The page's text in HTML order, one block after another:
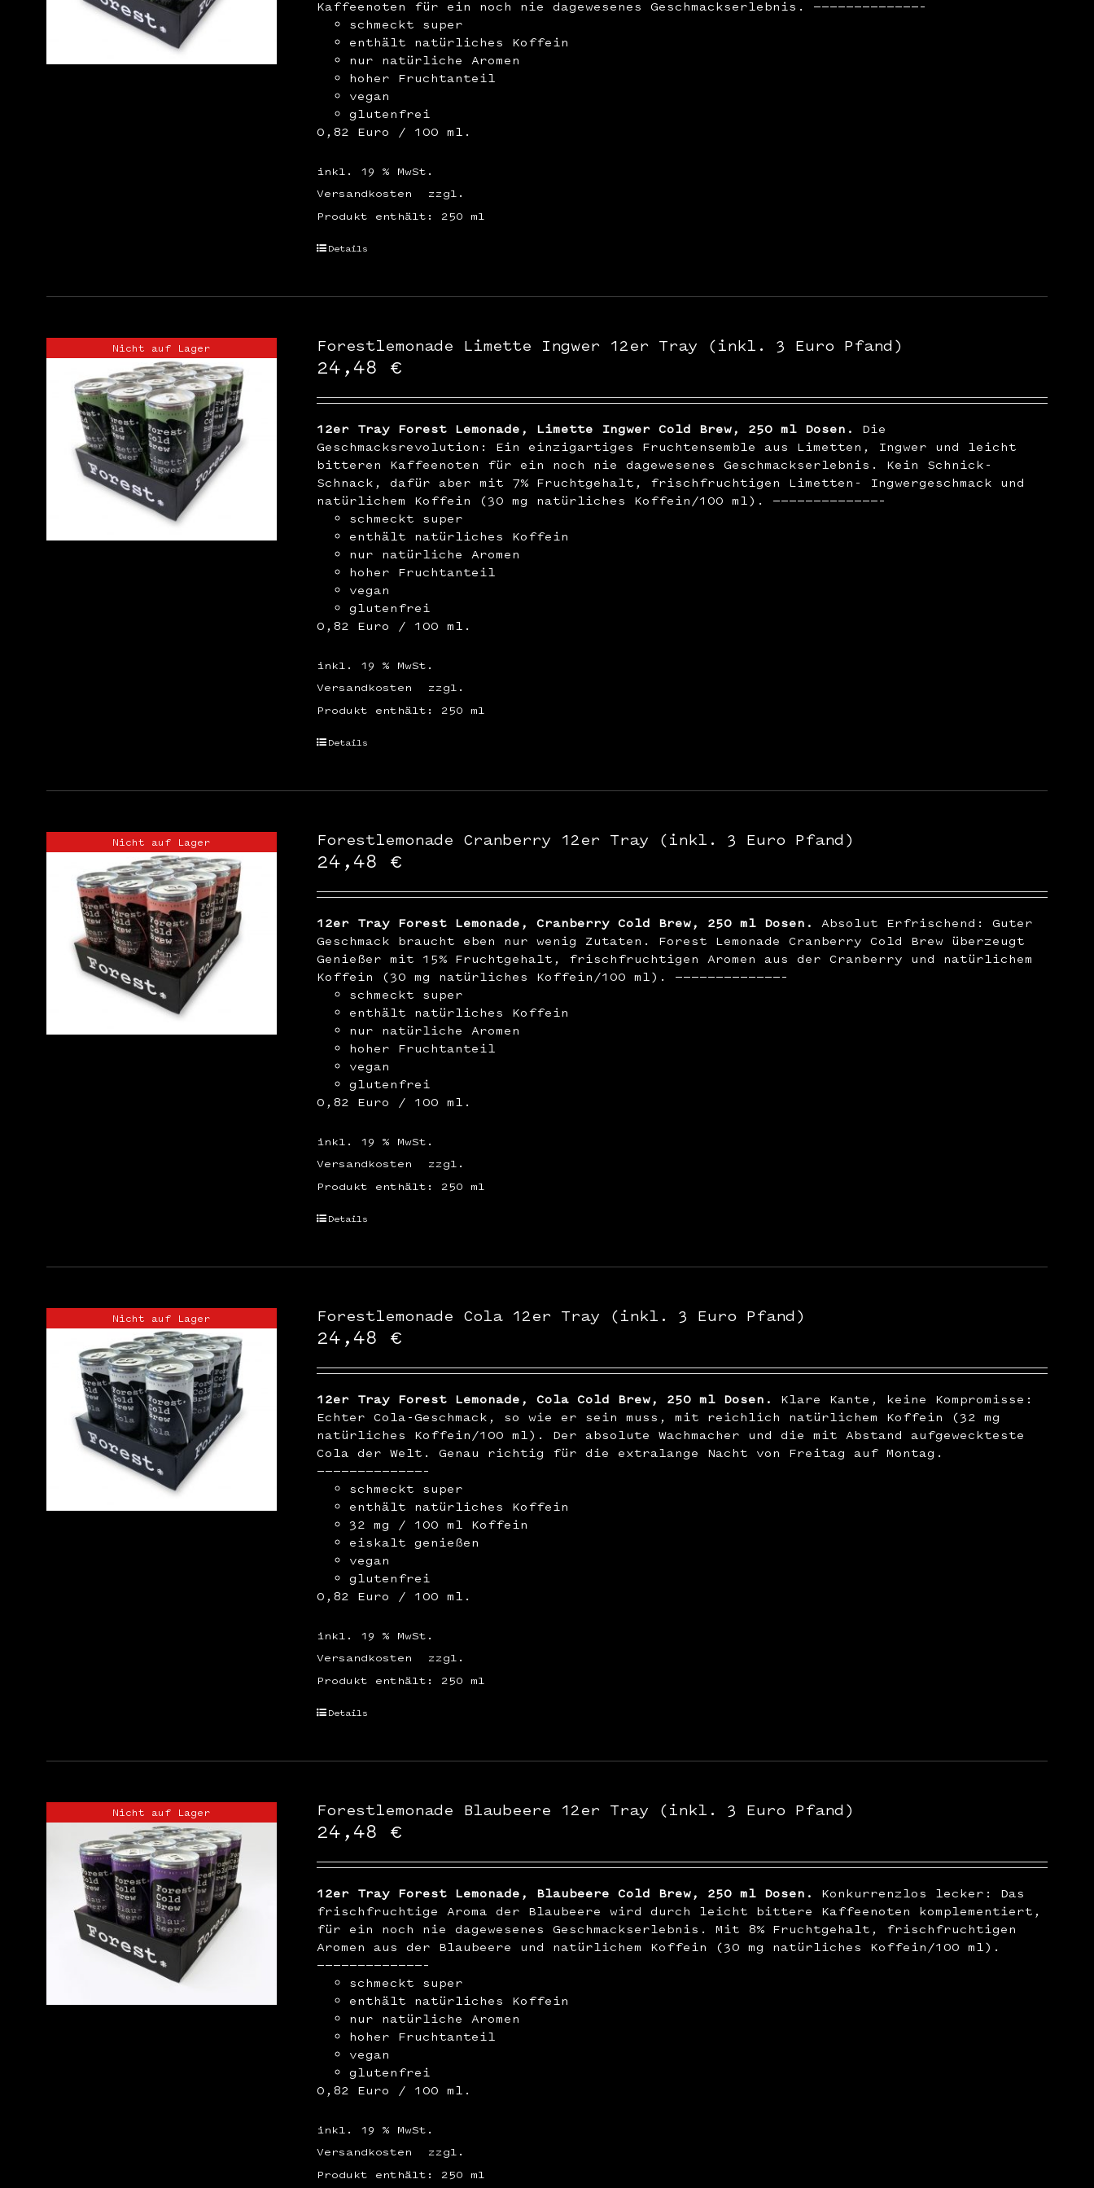
Kaffeenoten für ein noch nie dagewesenes Geschmackserlebnis. —————————————–
schmeckt super
enthält natürliches Koffein
nur natürliche Aromen
hoher Fruchtanteil
vegan
glutenfrei
0,82 Euro / 100 ml.
inkl. 19 % MwSt.
zzgl.
Versandkosten
Produkt enthält: 250 ml
Details
Nicht auf Lager Forestlemonade Limette Ingwer 12er Tray (inkl. 3 Euro Pfand)
24,48 €
12er Tray Forest Lemonade, Limette Ingwer Cold Brew, 250 ml Dosen.
Die
Geschmacksrevolution: Ein einzigartiges Fruchtensemble aus Limetten, Ingwer und leicht
bitteren Kaffeenoten für ein noch nie dagewesenes Geschmackserlebnis. Kein Schnick-
Schnack, dafür aber mit 7% Fruchtgehalt, frischfruchtigen Limetten- Ingwergeschmack und
natürlichem Koffein (30 mg natürliches Koffein/100 ml). —————————————–
schmeckt super
enthält natürliches Koffein
nur natürliche Aromen
hoher Fruchtanteil
vegan
glutenfrei
0,82 Euro / 100 ml.
inkl. 19 % MwSt.
zzgl.
Versandkosten
Produkt enthält: 250 ml
Details
Nicht auf Lager Forestlemonade Cranberry 12er Tray (inkl. 3 Euro Pfand)
24,48 €
12er Tray Forest Lemonade, Cranberry Cold Brew, 250 ml Dosen.
Absolut Erfrischend: Guter
Geschmack braucht eben nur wenig Zutaten. Forest Lemonade Cranberry Cold Brew überzeugt
Genießer mit 15% Fruchtgehalt, frischfruchtigen Aromen aus der Cranberry und natürlichem
Koffein (30 mg natürliches Koffein/100 ml). —————————————–
schmeckt super
enthält natürliches Koffein
nur natürliche Aromen
hoher Fruchtanteil
vegan
glutenfrei
0,82 Euro / 100 ml.
inkl. 19 % MwSt.
zzgl.
Versandkosten
Produkt enthält: 250 ml
Details
Nicht auf Lager Forestlemonade Cola 12er Tray (inkl. 3 Euro Pfand)
24,48 €
12er Tray Forest Lemonade, Cola Cold Brew, 250 ml Dosen.
Klare Kante, keine Kompromisse:
Echter Cola-Geschmack, so wie er sein muss, mit reichlich natürlichem Koffein (32 mg
natürliches Koffein/100 ml). Der absolute Wachmacher und die mit Abstand aufgeweckteste
Cola der Welt. Genau richtig für die extralange Nacht von Freitag auf Montag.
—————————————–
schmeckt super
enthält natürliches Koffein
32 mg / 100 ml Koffein
eiskalt genießen
vegan
glutenfrei
0,82 Euro / 100 ml.
inkl. 19 % MwSt.
zzgl.
Versandkosten
Produkt enthält: 250 ml
Details
Nicht auf Lager Forestlemonade Blaubeere 12er Tray (inkl. 3 Euro Pfand)
24,48 €
12er Tray Forest Lemonade, Blaubeere Cold Brew, 250 ml Dosen.
Konkurrenzlos lecker: Das
frischfruchtige Aroma der Blaubeere wird durch leicht bittere Kaffeenoten komplementiert,
für ein noch nie dagewesenes Geschmackserlebnis. Mit 8% Fruchtgehalt, frischfruchtigen
Aromen aus der Blaubeere und natürlichem Koffein (30 mg natürliches Koffein/100 ml).
—————————————–
schmeckt super
enthält natürliches Koffein
nur natürliche Aromen
hoher Fruchtanteil
vegan
glutenfrei
0,82 Euro / 100 ml.
inkl. 19 % MwSt.
zzgl.
Versandkosten
Produkt enthält: 250 ml